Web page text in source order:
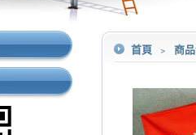
首頁 ﹥ 商